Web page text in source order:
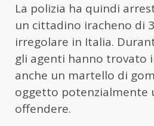
La polizia ha quindi
un cittadino iracheno di
irregolare in Italia.
gli agenti hanno trovato
anche un martello di
oggetto potenzialmente
offendere.